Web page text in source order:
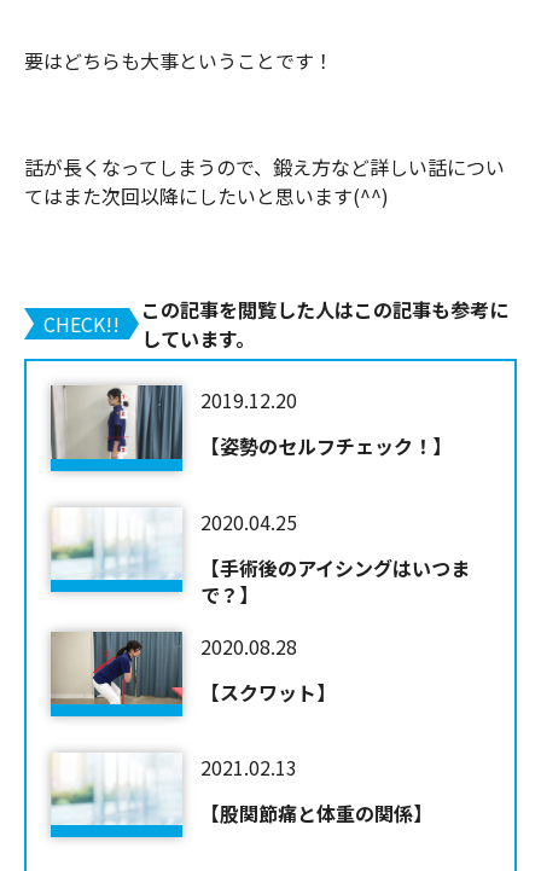
要はどちらも大事ということです！
話が長くなってしまうので、鍛え方など詳しい話につい
てはまた次回以降にしたいと思います(^^)
CHECK!!
この記事を閲覧した人はこの記事も参考に
しています。
2019.12.20
【姿勢のセルフチェック！】
2020.04.25
【手術後のアイシングはいつま
で？】
2020.08.28
【スクワット】
2021.02.13
【股関節痛と体重の関係】